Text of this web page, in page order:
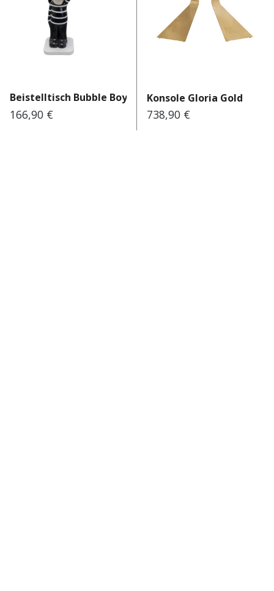
Beistelltisch Bubble Boy Ø42cm
Regulärer Preis:
166,90 €
Konsole Gloria Gold
Regulärer Preis:
738,90 €